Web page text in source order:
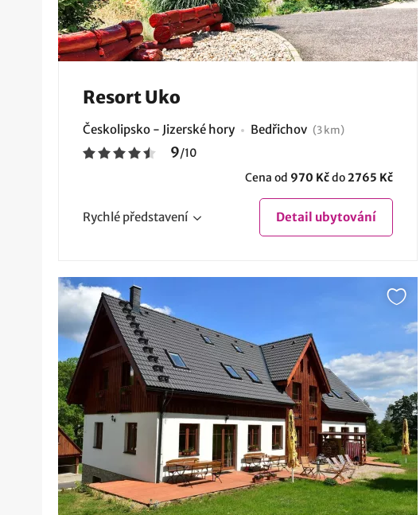
Resort Uko
Českolipsko - Jizerské hory Bedřichov (3 km)
9/10
Cena od 970 Kčdo2765 Kč
Rychlé představení Detail ubytování